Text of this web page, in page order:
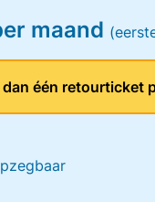
maand
één retourticket